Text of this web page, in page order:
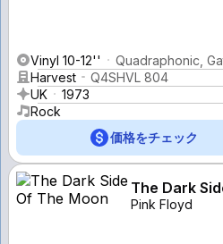
Vinyl 10-12''
Quadraphonic,
Harvest
Q4SHVL 804
UK
1973
Rock
価格をチェック
The Dark
Pink Floyd